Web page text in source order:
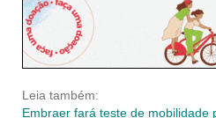
Leia também:
Embraer fará teste de mobilidade